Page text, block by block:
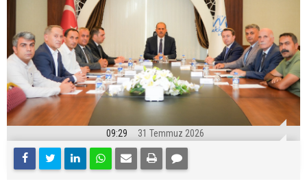
09:29 31 Temmuz 2026